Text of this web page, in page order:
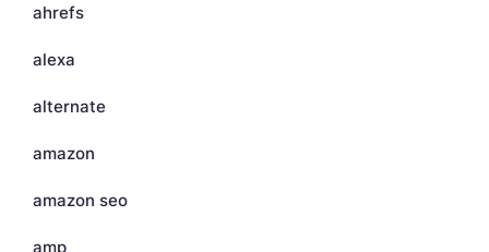
ahrefs
alexa
alternate
amazon
amazon seo
amp